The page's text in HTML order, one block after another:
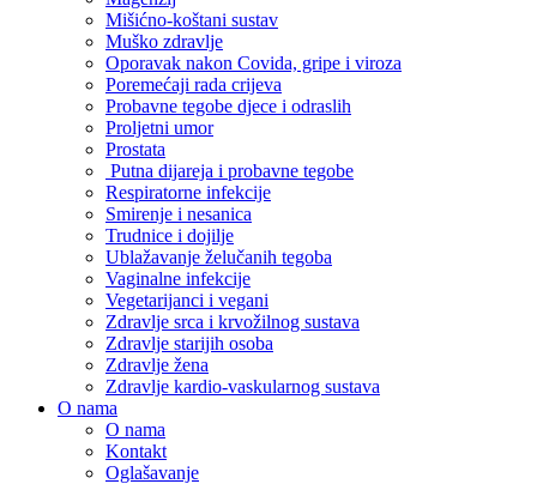
Mišićno-koštani sustav
Muško zdravlje
Oporavak nakon Covida, gripe i viroza
Poremećaji rada crijeva
Probavne tegobe djece i odraslih
Proljetni umor
Prostata
Putna dijareja i probavne tegobe
Respiratorne infekcije
Smirenje i nesanica
Trudnice i dojilje
Ublažavanje želučanih tegoba
Vaginalne infekcije
Vegetarijanci i vegani
Zdravlje srca i krvožilnog sustava
Zdravlje starijih osoba
Zdravlje žena
Zdravlje kardio-vaskularnog sustava
O nama
O nama
Kontakt
Oglašavanje